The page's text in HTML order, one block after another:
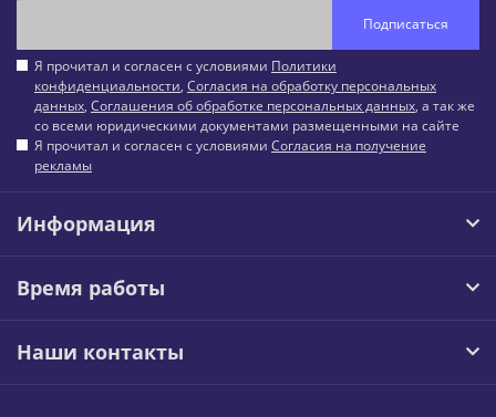
Подписаться
Я прочитал и согласен с условиями Политики
конфиденциальности, Согласия на обработку персональных
данных, Соглашения об обработке персональных данных, а так же
со всеми юридическими документами размещенными на сайте
Я прочитал и согласен с условиями Согласия на получение
рекламы
Информация
Время работы
Наши контакты